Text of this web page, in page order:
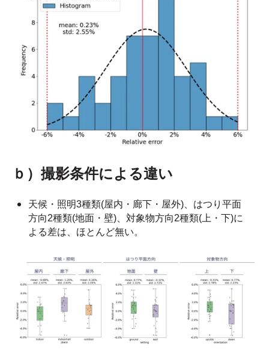
ｂ）撮影条件による違い
天候・照明3種類(屋内・廊下・屋外)、はつり平面
方向2種類(地面・壁)、対象物方向2種類(上・下)に
よる差は、ほとんど無い。